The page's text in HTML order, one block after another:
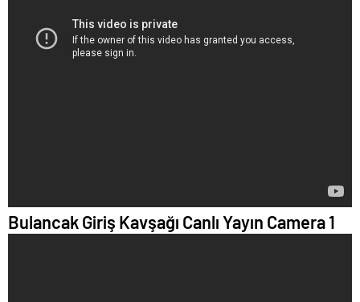
Bulancak Giriş Kavşağı Canlı Yayın Camera 1